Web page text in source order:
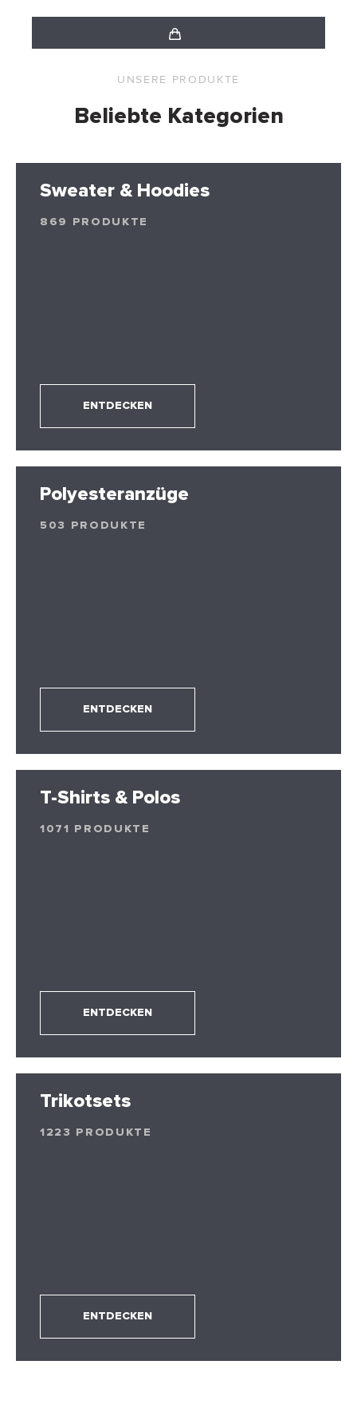
UNSERE PRODUKTE
Beliebte Kategorien
Sweater & Hoodies
869 PRODUKTE
ENTDECKEN
Polyesteranzüge
503 PRODUKTE
ENTDECKEN
T-Shirts & Polos
1071 PRODUKTE
ENTDECKEN
Trikotsets
1223 PRODUKTE
ENTDECKEN